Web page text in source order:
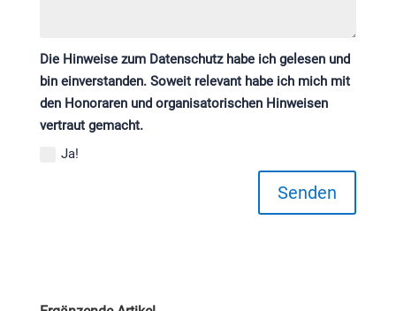
Die Hinweise zum Datenschutz habe ich gelesen und
bin einverstanden. Soweit relevant habe ich mich mit
den Honoraren und organisatorischen Hinweisen
vertraut gemacht.
Ja!
Senden